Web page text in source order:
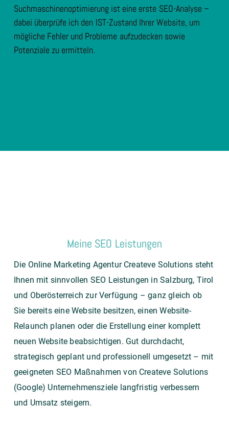
Suchmaschinenoptimierung ist eine erste SEO-Analyse –
dabei überprüfe ich den IST-Zustand Ihrer Website, um
mögliche Fehler und Probleme aufzudecken sowie
Potenziale zu ermitteln.
Meine SEO Leistungen
Die Online Marketing AgenturCreateve Solutions steht
Ihnen mit sinnvollen SEO Leistungen in Salzburg, Tirol
und Oberösterreich zur Verfügung – ganz gleich ob
Sie bereits eine Website besitzen, einen Website-
Relaunch planen oder die Erstellung einer komplett
neuen Website beabsichtigen. Gut durchdacht,
strategisch geplant und professionell umgesetzt – mit
geeigneten SEO Maßnahmen von Createve Solutions
(Google) Unternehmensziele langfristig verbessern
und Umsatz steigern.